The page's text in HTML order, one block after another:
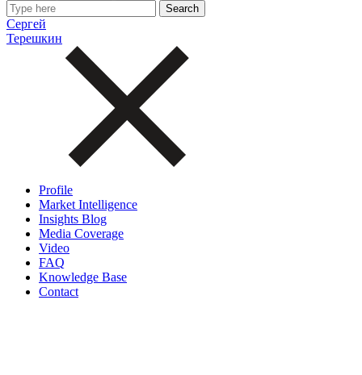
Сергей
Терешкин
Profile
Market Intelligence
Insights Blog
Media Coverage
Video
FAQ
Knowledge Base
Contact